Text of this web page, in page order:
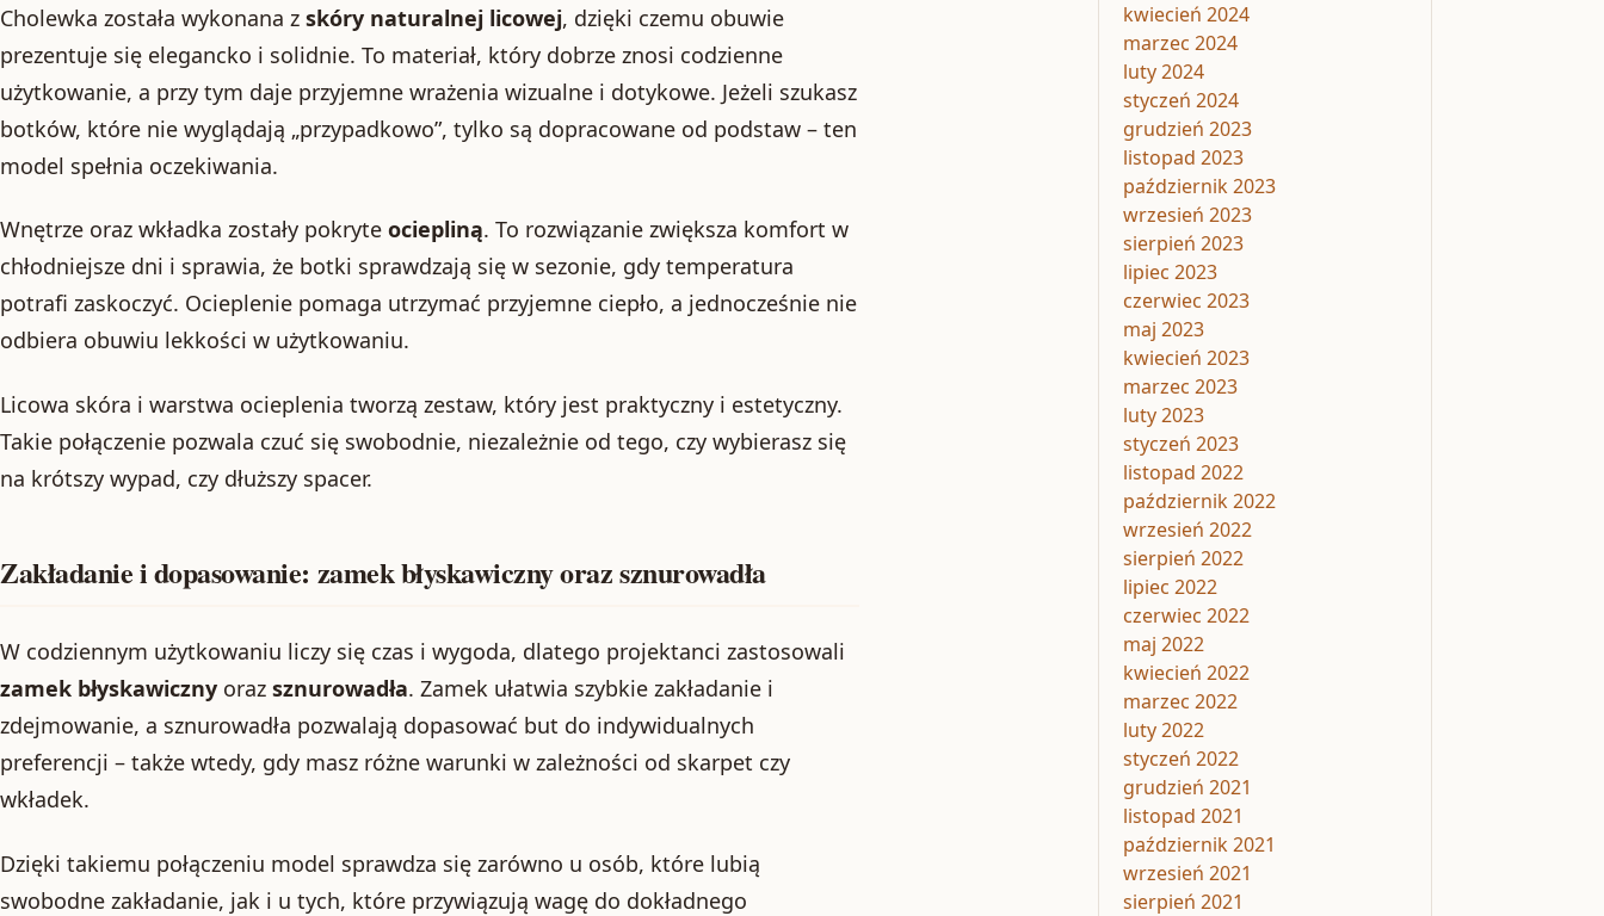
Cholewka została wykonana z skóry naturalnej licowej, dzięki czemu obuwie
prezentuje się elegancko i solidnie. To materiał, który dobrze znosi codzienne
użytkowanie, a przy tym daje przyjemne wrażenia wizualne i dotykowe. Jeżeli szukasz
botków, które nie wyglądają „przypadkowo”, tylko są dopracowane od podstaw – ten
model spełnia oczekiwania.
Wnętrze oraz wkładka zostały pokryte ociepliną. To rozwiązanie zwiększa komfort w
chłodniejsze dni i sprawia, że botki sprawdzają się w sezonie, gdy temperatura
potrafi zaskoczyć. Ocieplenie pomaga utrzymać przyjemne ciepło, a jednocześnie nie
odbiera obuwiu lekkości w użytkowaniu.
Licowa skóra i warstwa ocieplenia tworzą zestaw, który jest praktyczny i estetyczny.
Takie połączenie pozwala czuć się swobodnie, niezależnie od tego, czy wybierasz się
na krótszy wypad, czy dłuższy spacer.
Zakładanie i dopasowanie: zamek błyskawiczny oraz sznurowadła
W codziennym użytkowaniu liczy się czas i wygoda, dlatego projektanci zastosowali
zamek błyskawiczny oraz sznurowadła. Zamek ułatwia szybkie zakładanie i
zdejmowanie, a sznurowadła pozwalają dopasować but do indywidualnych
preferencji – także wtedy, gdy masz różne warunki w zależności od skarpet czy
wkładek.
Dzięki takiemu połączeniu model sprawdza się zarówno u osób, które lubią
swobodne zakładanie, jak i u tych, które przywiązują wagę do dokładnego
kwiecień 2024
marzec 2024
luty 2024
styczeń 2024
grudzień 2023
listopad 2023
październik 2023
wrzesień 2023
sierpień 2023
lipiec 2023
czerwiec 2023
maj 2023
kwiecień 2023
marzec 2023
luty 2023
styczeń 2023
listopad 2022
październik 2022
wrzesień 2022
sierpień 2022
lipiec 2022
czerwiec 2022
maj 2022
kwiecień 2022
marzec 2022
luty 2022
styczeń 2022
grudzień 2021
listopad 2021
październik 2021
wrzesień 2021
sierpień 2021